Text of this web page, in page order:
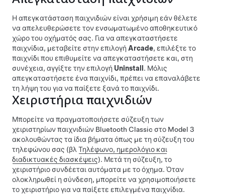
Η απεγκατάσταση παιχνιδιών είναι χρήσιμη εάν θέλετε
να απελευθερώσετε τον ενσωματωμένο αποθηκευτικό
χώρο του οχήματός σας. Για να απεγκαταστήσετε
παιχνίδια, μεταβείτε στην επιλογή Arcade, επιλέξτε το
παιχνίδι που επιθυμείτε να απεγκαταστήσετε και, στη
συνέχεια, αγγίξτε την επιλογή Uninstall . Μόλις
απεγκαταστήσετε ένα παιχνίδι, πρέπει να επαναλάβετε
τη λήψη του για να παίξετε ξανά το παιχνίδι.
Χειριστήρια παιχνιδιών
Μπορείτε να πραγματοποιήσετε σύζευξη των
χειριστηρίων παιχνιδιών Bluetooth Classic στο Model 3
ακολουθώντας τα ίδια βήματα όπως με τη σύζευξη του
τηλεφώνου σας (βλΤηλέφωνο, ημερολόγιο και
διαδικτυακές διασκέψεις). Μετά τη σύζευξη, το
χειριστήριο συνδέεται αυτόματα με το όχημα. Όταν
ολοκληρωθεί η σύνδεση, μπορείτε να χρησιμοποιήσετε
το χειριστήριο για να παίξετε επιλεγμένα παιχνίδια.